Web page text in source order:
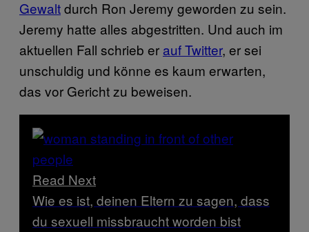
Gewaltdurch Ron Jeremy geworden zu sein.
Jeremy hatte alles abgestritten. Und auch im
aktuellen Fall schrieb er auf Twitter, er sei
unschuldig und könne es kaum erwarten,
das vor Gericht zu beweisen.
Read Next
Wie es ist, deinen Eltern zu sagen, dass
du sexuell missbraucht worden bist